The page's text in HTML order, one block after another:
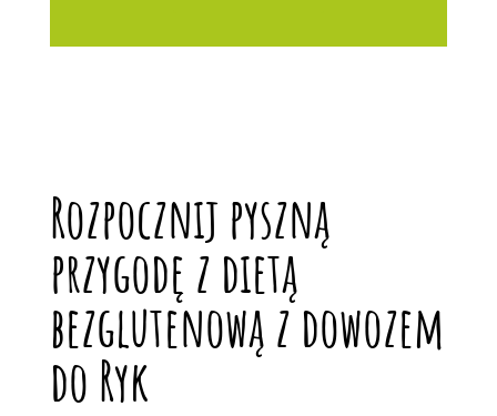
Rozpocznij pyszną
przygodę z dietą
bezglutenową z dowozem
do Ryk